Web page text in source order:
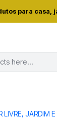
LIVRE, JARDIM
para
LAMPADAS